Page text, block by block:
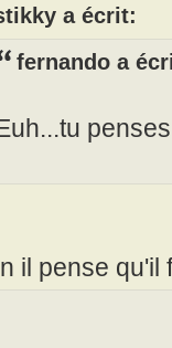
a écrit:
fernando a
il pense qu'il